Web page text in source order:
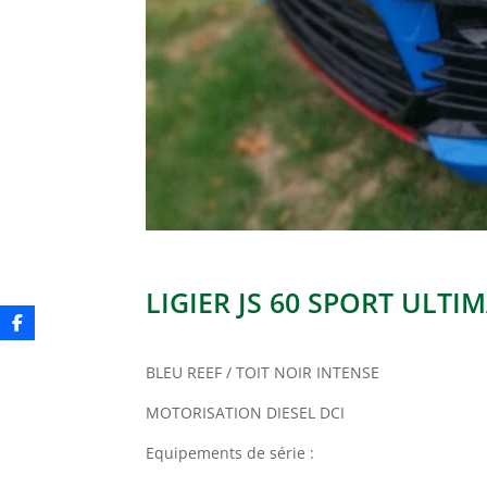
LIGIER JS 60 SPORT
BLEU REEF / TOIT NOIR INTENSE
MOTORISATION DIESEL DCI
Equipements de série :